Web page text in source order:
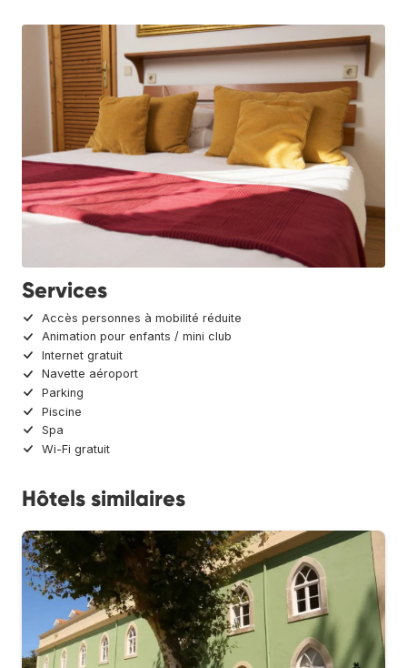
Services
Accès personnes à mobilité réduite
Animation pour enfants / mini club
Internet gratuit
Navette aéroport
Parking
Piscine
Spa
Wi-Fi gratuit
Hôtels similaires